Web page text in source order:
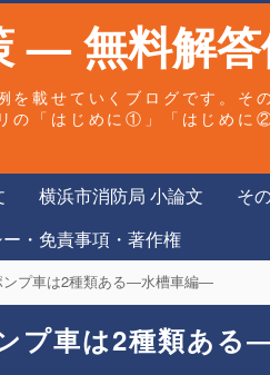
— 無料解
を載せていくブログです。
の「はじめに①」「はじめに
横浜市消防局 小論文 そ
・免責事項・著作権
ンプ車は2種類ある―水槽車編―
プ車は2種類ある